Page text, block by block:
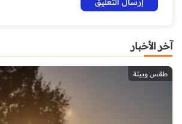
آخر الأخبار
طقس وبيئة